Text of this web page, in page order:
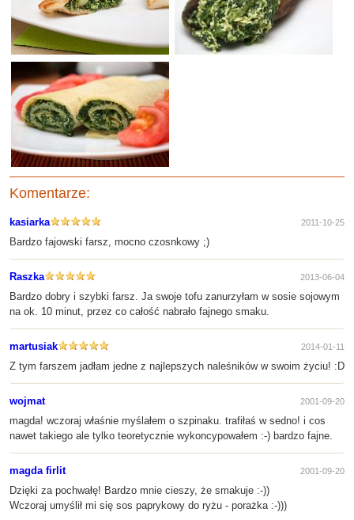
Komentarze:
kasiarka 2011-10-25
Bardzo fajowski farsz, mocno czosnkowy ;)
Raszka 2013-06-04
Bardzo dobry i szybki farsz. Ja swoje tofu zanurzyłam w sosie sojowym
na ok. 10 minut, przez co całość nabrało fajnego smaku.
martusiak 2014-01-11
Z tym farszem jadłam jedne z najlepszych naleśników w swoim życiu! :D
wojmat 2001-09-20
magda! wczoraj właśnie myślałem o szpinaku. trafiłaś w sedno! i cos
nawet takiego ale tylko teoretycznie wykoncypowałem :-) bardzo fajne.
magda firlit 2001-09-20
Dzięki za pochwałę! Bardzo mnie cieszy, że smakuje :-))
Wczoraj umyślił mi się sos paprykowy do ryżu - porażka :-)))